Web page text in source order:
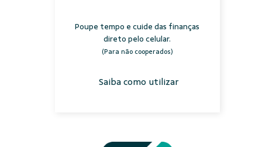
Poupe tempo e cuide das finanças
direto pelo celular.
(Para não cooperados)
Saiba como utilizar